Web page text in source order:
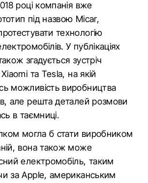
році компанія вже
під назвою Micar,
технологію
У публікаціях
згадується зустріч
та Tesla, на якій
можливість виробництва
але решта деталей розмови
в таємниці.
могла б стати виробником
вона також може
електромобіль, таким
за Apple, американським